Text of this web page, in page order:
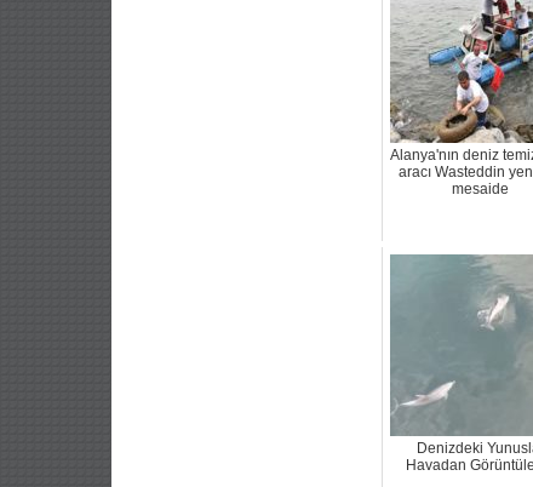
Alanya'nın deniz
aracı Wasteddin
mesaide
Denizdeki
Havadan